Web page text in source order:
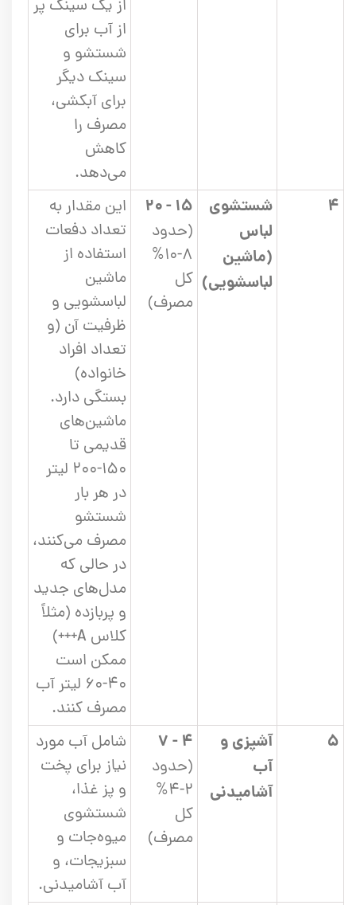
از یک سینک پر
از آب برای
شستشو و
سینک دیگر
برای آبکشی،
مصرف را
کاهش
می‌دهد.
۴
شستشوی
لباس
(ماشین
لباسشویی)
۱۵ - ۲۰
(حدود
۸-۱۰%
کل
مصرف)
این مقدار به
تعداد دفعات
استفاده از
ماشین
لباسشویی و
ظرفیت آن (و
تعداد افراد
خانواده)
بستگی دارد.
ماشین‌های
قدیمی تا
۱۵۰-۲۰۰ لیتر
در هر بار
شستشو
مصرف می‌کنند،
در حالی که
مدل‌های جدید
و پربازده (مثلاً
کلاس A+++)
ممکن است
۴۰-۶۰ لیتر آب
مصرف کنند.
۵
آشپزی و
آب
آشامیدنی
۴ - ۷
(حدود
۲-۴%
کل
مصرف)
شامل آب مورد
نیاز برای پخت
و پز غذا،
شستشوی
میوه‌جات و
سبزیجات، و
آب آشامیدنی.